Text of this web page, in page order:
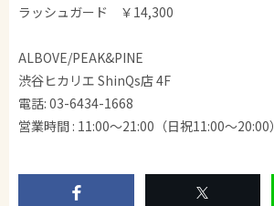
ラッシュガード ￥14,300
ALBOVE/PEAK&PINE
渋谷ヒカリエ ShinQs店 4F
電話: 03-6434-1668
営業時間 : 11:00〜21:00（日祝11:00～20:00）